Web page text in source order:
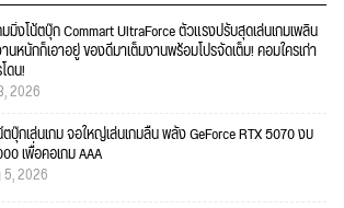
มิ่งโน้ตบุ๊ก Commart UltraForce ตัวแรงปรับสุดเล่นเกมเพลิน
นหนักก็เอาอยู่ ของดีมาเต็มงานพร้อมโปรจัดเต็ม! คอมใครเก่า
ดน!
2026
บุ๊กเล่นเกม จอใหญ่เล่นเกมลื่น พลัง GeForce RTX 5070 งบ
เพื่อคอเกม AAA
5, 2026